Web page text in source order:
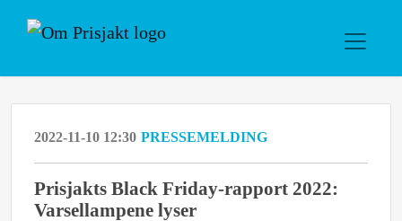
2022-11-10 12:30 PRESSEMELDING
Prisjakts Black Friday-rapport 2022:
Varsellampene lyser